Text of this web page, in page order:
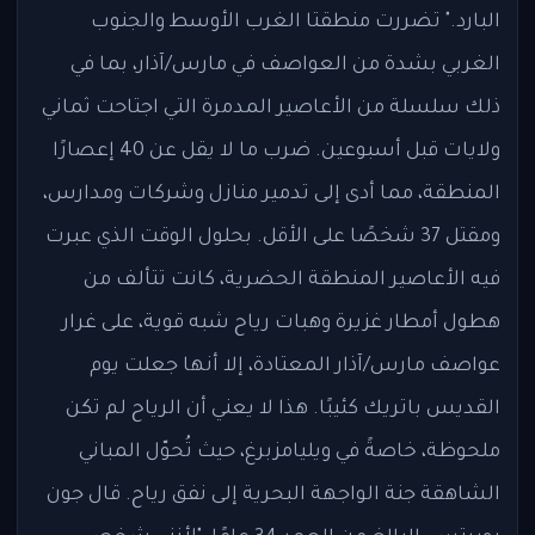
البارد." تضررت منطقتا الغرب الأوسط والجنوب
الغربي بشدة من العواصف في مارس/آذار، بما في
ذلك سلسلة من الأعاصير المدمرة التي اجتاحت ثماني
ولايات قبل أسبوعين. ضرب ما لا يقل عن 40 إعصارًا
المنطقة، مما أدى إلى تدمير منازل وشركات ومدارس،
ومقتل 37 شخصًا على الأقل. بحلول الوقت الذي عبرت
فيه الأعاصير المنطقة الحضرية، كانت تتألف من
هطول أمطار غزيرة وهبات رياح شبه قوية، على غرار
عواصف مارس/آذار المعتادة، إلا أنها جعلت يوم
القديس باتريك كئيبًا. هذا لا يعني أن الرياح لم تكن
ملحوظة، خاصةً في ويليامزبرغ، حيث تُحوّل المباني
الشاهقة جنة الواجهة البحرية إلى نفق رياح. قال جون